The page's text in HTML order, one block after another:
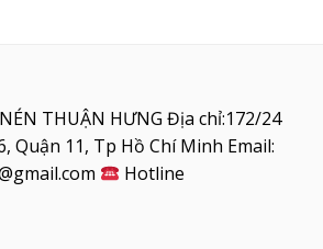
THUẬN HƯNG Địa chỉ:172/24
Quận 11, Tp Hồ Chí Minh Email:
Hotline